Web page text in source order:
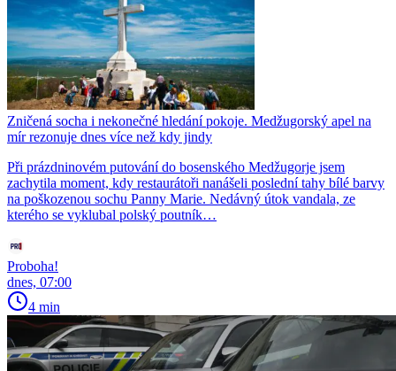
Zničená socha i nekonečné hledání pokoje. Medžugorský apel na
mír rezonuje dnes více než kdy jindy
Při prázdninovém putování do bosenského Medžugorje jsem
zachytila moment, kdy restaurátoři nanášeli poslední tahy bílé barvy
na poškozenou sochu Panny Marie. Nedávný útok vandala, ze
kterého se vyklubal polský poutník…
Proboha!
dnes, 07:00
4 min